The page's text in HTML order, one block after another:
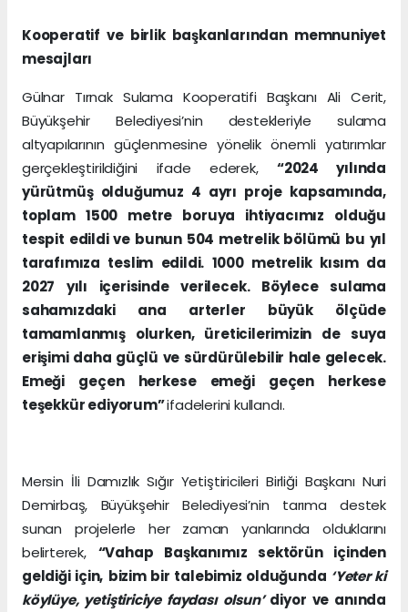
Kooperatif ve birlik başkanlarından memnuniyet
mesajları
Gülnar Tırnak Sulama Kooperatifi Başkanı Ali Cerit,
Büyükşehir Belediyesi’nin destekleriyle sulama
altyapılarının güçlenmesine yönelik önemli yatırımlar
gerçekleştirildiğini ifade ederek, “2024 yılında
yürütmüş olduğumuz 4 ayrı proje kapsamında,
toplam 1500 metre boruya ihtiyacımız olduğu
tespit edildi ve bunun 504 metrelik bölümü bu yıl
tarafımıza teslim edildi. 1000 metrelik kısım da
2027 yılı içerisinde verilecek. Böylece sulama
sahamızdaki ana arterler büyük ölçüde
tamamlanmış olurken, üreticilerimizin de suya
erişimi daha güçlü ve sürdürülebilir hale gelecek.
Emeği geçen herkese emeği geçen herkese
teşekkür ediyorum”ifadelerini kullandı.
Mersin İli Damızlık Sığır Yetiştiricileri Birliği Başkanı Nuri
Demirbaş, Büyükşehir Belediyesi’nin tarıma destek
sunan projelerle her zaman yanlarında olduklarını
belirterek, “Vahap Başkanımız sektörün içinden
geldiği için, bizim bir talebimiz olduğunda ‘Yeter ki
köylüye, yetiştiriciye faydası olsun’diyor ve anında